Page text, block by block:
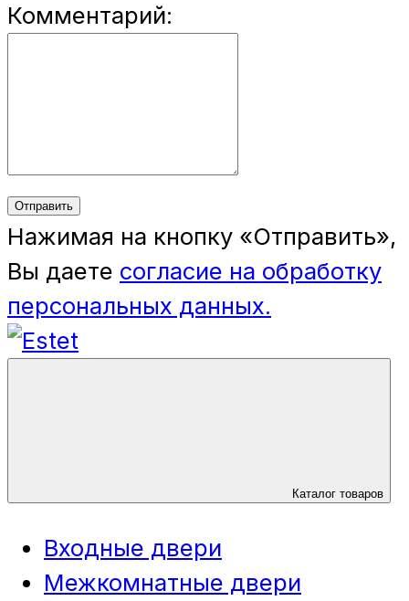
Комментарий:
Отправить
Нажимая на кнопку «Отправить»,
Вы даете согласие на обработку
персональных данных.
Каталог товаров
Входные двери
Межкомнатные двери